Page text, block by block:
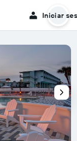
Iniciar